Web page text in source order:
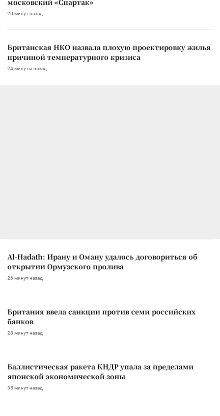
московский «Спартак»
20 минут назад
Британская НКО назвала плохую проектировку жилья
причиной температурного кризиса
24 минуты назад
Al-Hadath: Ирану и Оману удалось договориться об
открытии Ормузского пролива
26 минут назад
Британия ввела санкции против семи российских
банков
28 минут назад
Баллистическая ракета КНДР упала за пределами
японской экономической зоны
35 минут назад